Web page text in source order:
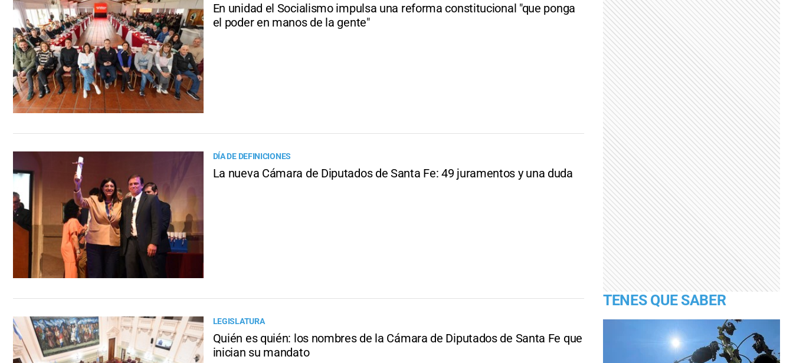
En unidad el Socialismo impulsa una reforma constitucional "que ponga
el poder en manos de la gente"
DÍA DE DEFINICIONES
La nueva Cámara de Diputados de Santa Fe: 49 juramentos y una duda
LEGISLATURA
Quién es quién: los nombres de la Cámara de Diputados de Santa Fe que
inician su mandato
TENES QUE SABER